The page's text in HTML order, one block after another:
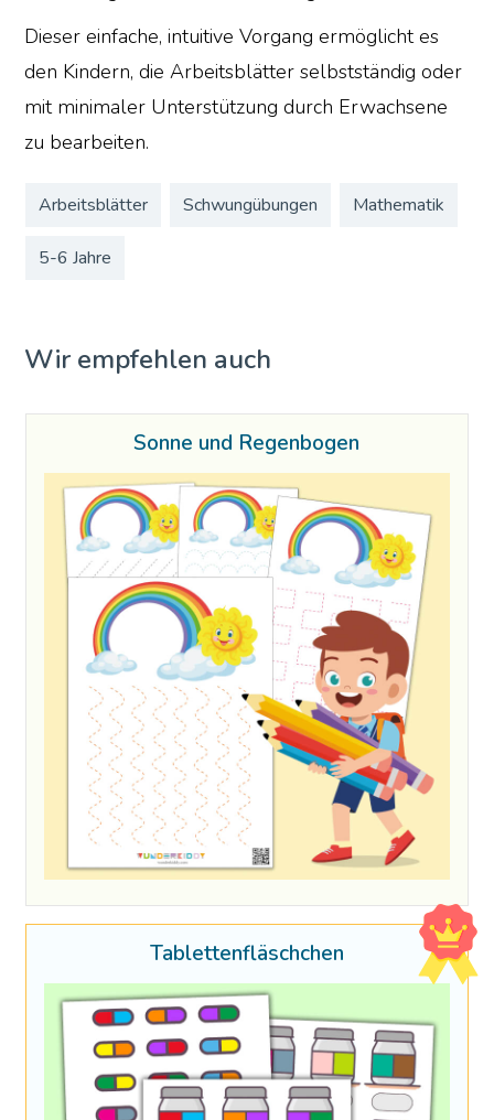
Dieser einfache, intuitive Vorgang ermöglicht es
den Kindern, die Arbeitsblätter selbstständig oder
mit minimaler Unterstützung durch Erwachsene
zu bearbeiten.
Arbeitsblätter Schwungübungen Mathematik
5-6 Jahre
Wir empfehlen auch
Sonne und Regenbogen
Tablettenfläschchen